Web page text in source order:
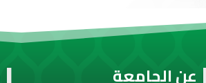
عن الجامعة